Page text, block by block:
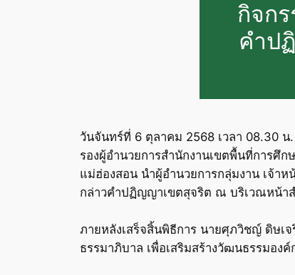
กิจก
คำป
วันจันทร์ที่ 6 ตุลาคม 2568 เวลา 08.30
รองผู้อำนวยการสำนักงานเขตพื้นที่การศึ
แม่ฮ่องสอน นำผู้อำนวยการกลุ่มงาน เจ้า
กล่าวคำปฏิญญาเขตสุจริต ณ บริเวณหน้า
ภายหลังเสร็จสิ้นพิธีการ นายศุภวิชญ์ ดิษเ
ธรรมาภิบาล เพื่อเสริมสร้างวัฒนธรรมอง